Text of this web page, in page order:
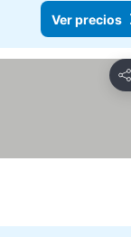
Ver precios